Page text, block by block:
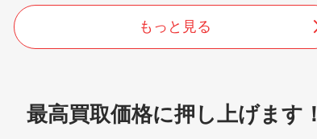
もっと見る
最高買取価格に押し上げます！